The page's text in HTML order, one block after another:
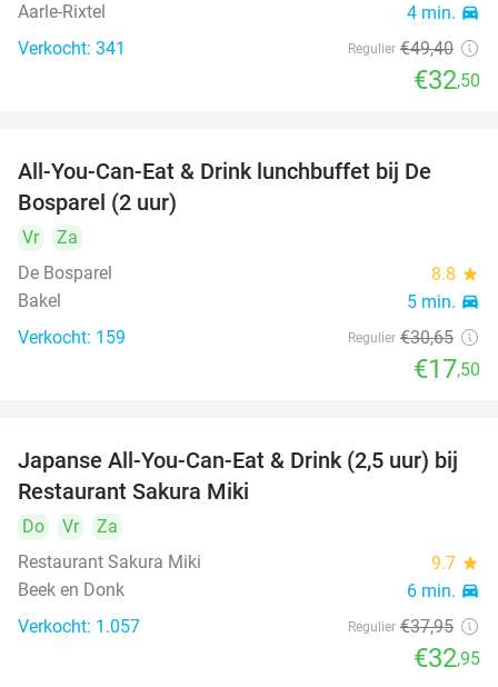
Aarle-Rixtel 4 min. directions_car
Verkocht: 341 Regulier €49,40
€32,50
43%
All-You-Can-Eat & Drink lunchbuffet bij De
Bosparel (2 uur)
Vr
Za
De Bosparel
8.8 star
Bakel 5 min. directions_car
Verkocht: 159 Regulier €30,65
€17,50
13%
Japanse All-You-Can-Eat & Drink (2,5 uur) bij
Restaurant Sakura Miki
Do Vr
Za
Restaurant Sakura Miki
9.7 star
Beek en Donk 6 min. directions_car
Verkocht: 1.057 Regulier €37,95
€32,95